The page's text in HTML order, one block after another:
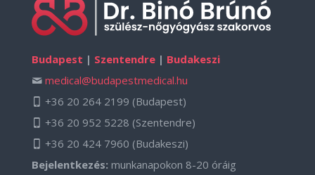
Budapest | Szentendre | Budakeszi
medical@budapestmedical.hu
+36 20 264 2199 (Budapest)
+36 20 952 5228 (Szentendre)
+36 20 424 7960 (Budakeszi)
Bejelentkezés: munkanapokon 8-20 óráig